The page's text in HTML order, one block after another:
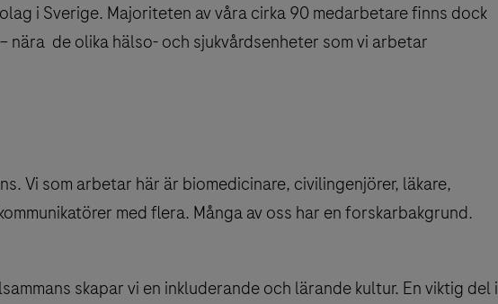
i Sverige. Majoriteten av våra cirka 90 medarbetare finns dock
nära de olika hälso- och sjukvårdsenheter som vi arbetar
Vi som arbetar här är biomedicinare, civilingenjörer, läkare,
med flera. Många av oss har en forskarbakgrund.
skapar vi en inkluderande och lärande kultur. En viktig del i